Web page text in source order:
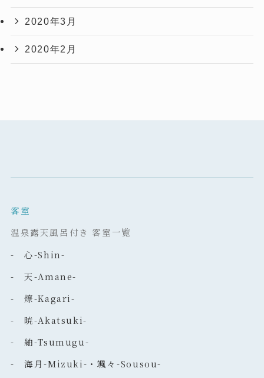
2020年3月
2020年2月
客室
温泉露天風呂付き 客室一覧
- 心-Shin-
- 天-Amane-
- 燎-Kagari-
- 暁-Akatsuki-
- 紬-Tsumugu-
- 海月-Mizuki-・颯々-Sousou-